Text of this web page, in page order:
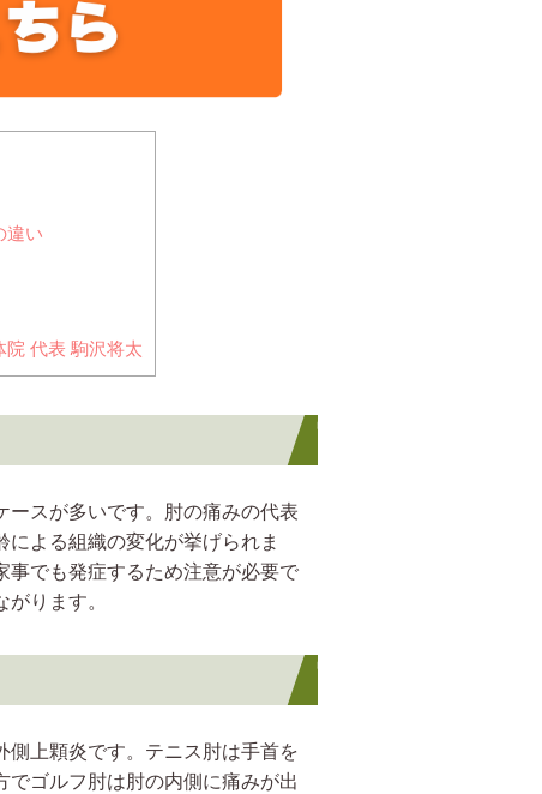
違い
代表 駒沢将太
ースが多いです。肘の痛みの代表
よる組織の変化が挙げられま
事でも発症するため注意が必要で
ります。
側上顆炎です。テニス肘は手首を
でゴルフ肘は肘の内側に痛みが出